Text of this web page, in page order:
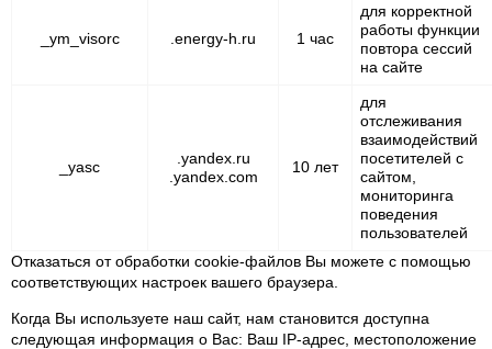
_ym_visorc .energy-h.ru 1 час
для корректной
работы функции
повтора сессий
на сайте
_yasc
.yandex.ru
.yandex.com
10 лет
для
отслеживания
взаимодействий
посетителей с
сайтом,
мониторинга
поведения
пользователей
Отказаться от обработки cookie-файлов Вы можете с помощью
соответствующих настроек вашего браузера.
Когда Вы используете наш сайт, нам становится доступна
следующая информация о Вас: Ваш IP-адрес, местоположение